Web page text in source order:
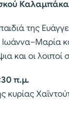
της
και οι λοιποί
π.μ.